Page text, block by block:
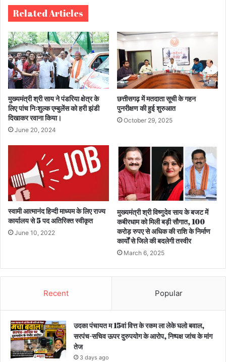
Related Articles
मुख्यमंत्री श्री साय ने पंडरिया क्षेत्र के
लिए पांच निःशुल्क एम्बुलेंस को हरी झंडी
दिखाकर रवाना किया।
June 20, 2024
छत्तीसगढ़ में मतदाता सूची के गहन
पुनरीक्षण की हुई शुरुआत
October 29, 2025
स्वामी आत्मानंद हिन्दी माध्यम के लिए राज्य
कार्यालय से 5 पद अतिरिक्त स्वीकृत
June 10, 2022
मुख्यमंत्री श्री विष्णुदेव साय के बजट में
कबीरधाम को मिली बड़ी सौगात, 100
करोड़ रुपए से अधिक की राशि के निर्माण
कार्यों से जिले की बदलेगी तस्वीर
March 6, 2025
Recent Popular
उदका पंचायत म 15वां वित्त के रकम ला लेके घलो बवाल,
सरपंच-सचिव ऊपर दुरुपयोग के आरोप, निष्पक्ष जांच के मांग
तेज
3 days ago